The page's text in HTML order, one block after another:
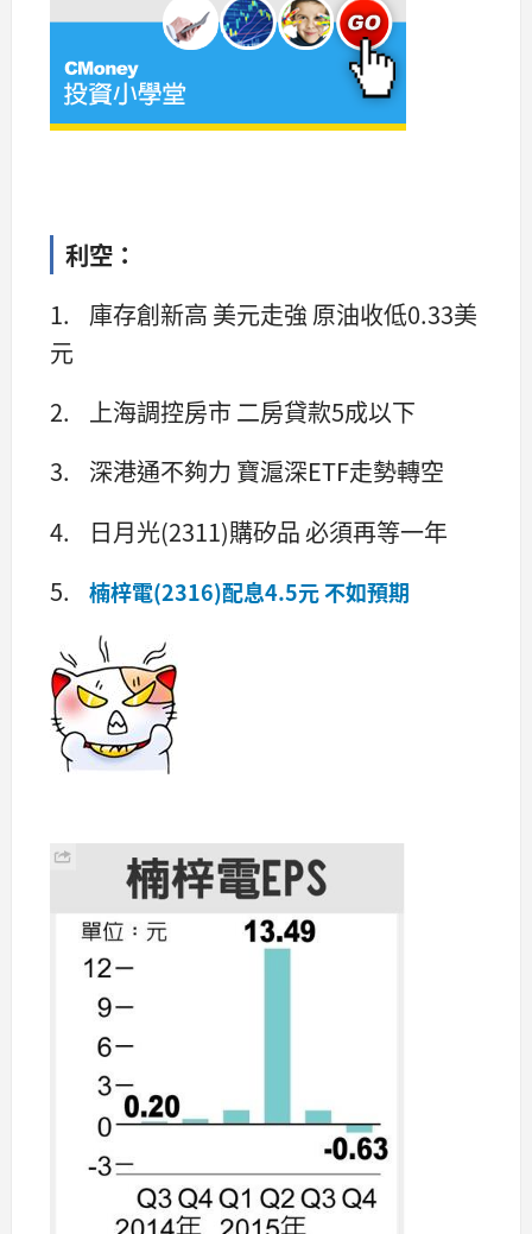
利空：
1. 庫存創新高 美元走強 原油收低0.33美
元
2. 上海調控房市 二房貸款5成以下
3. 深港通不夠力 寶滬深ETF走勢轉空
4. 日月光(2311)購矽品 必須再等一年
5. 楠梓電(2316)配息4.5元 不如預期